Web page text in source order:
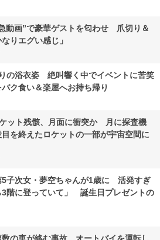
動画”で豪華ゲストを匂わせ 爪切り＆
りエグい感じ」
の浴衣姿 絶叫響く中でイベントに苦笑
ク食い＆楽屋へお持ち帰り
ット残骸、月面に衝突か 月に探査機
を終えたロケットの一部が宇宙空間に
5子次女・夢空ちゃんが1歳に 活発すぎ
3階に登っていて」 誕生日プレゼントの